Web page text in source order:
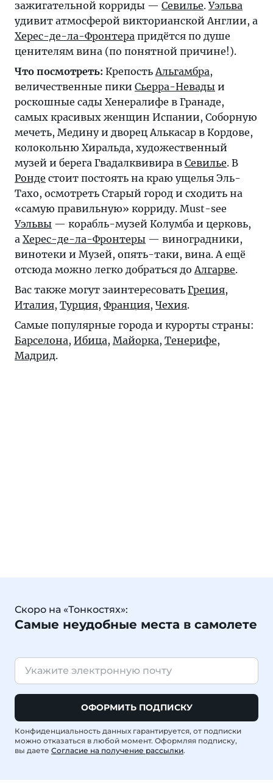
зажигательной корриды — Севилье. Уэльва
удивит атмосферой викторианской Англии, а
Херес-де-ла-Фронтера придётся по душе
ценителям вина (по понятной причине!).
Что посмотреть: Крепость Альгамбра,
величественные пики Сьерра-Невады и
роскошные сады Хенералифе в Гранаде,
самых красивых женщин Испании, Соборную
мечеть, Медину и дворец Алькасар в Кордове,
колокольню Хиральда, художественный
музей и берега Гвадалквивира в Севилье. В
Ронде стоит постоять на краю ущелья Эль-
Тахо, осмотреть Старый город и сходить на
«самую правильную» корриду. Must-see
Уэльвы — корабль-музей Колумба и церковь,
а Херес-де-ла-Фронтеры — виноградники,
винотеки и Музей, опять-таки, вина. А ещё
отсюда можно легко добраться до Алгарве.
Вас также могут заинтересовать Греция,
Италия, Турция, Франция, Чехия.
Самые популярные города и курорты страны:
Барселона, Ибица, Майорка, Тенерифе,
Мадрид.
Скоро на «Тонкостях»:
Самые неудобные места в самолете
ОФОРМИТЬ ПОДПИСКУ
Конфиденциальность данных гарантируется, от подписки
можно отказаться в любой момент. Оформляя подписку,
вы даете Согласие на получение рассылки.